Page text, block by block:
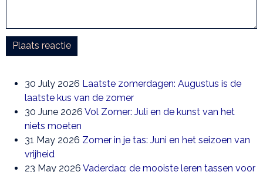
Plaats reactie
30 July 2026 Laatste zomerdagen: Augustus is de
laatste kus van de zomer
30 June 2026 Vol Zomer: Juli en de kunst van het
niets moeten
31 May 2026 Zomer in je tas: Juni en het seizoen van
vrijheid
23 May 2026 Vaderdag: de mooiste leren tassen voor